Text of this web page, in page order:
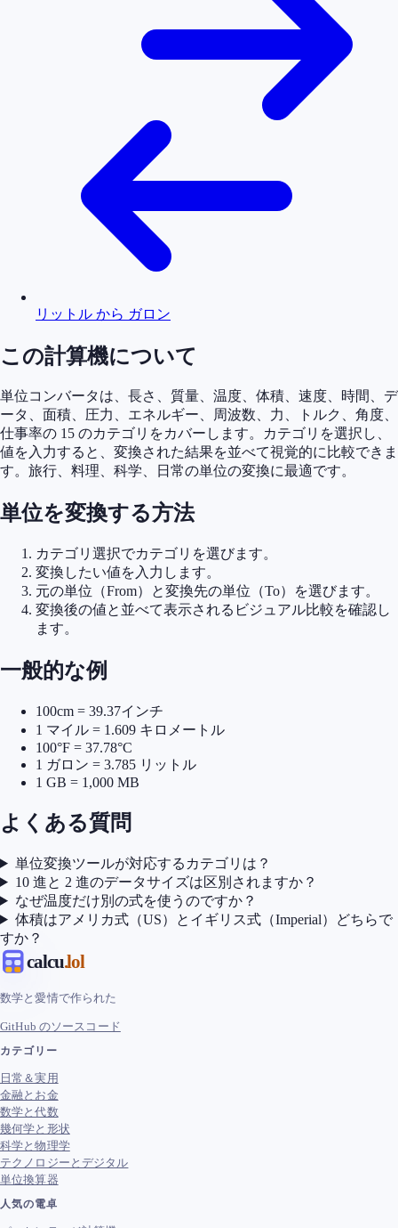
リットル から ガロン
この計算機について
単位コンバータは、長さ、質量、温度、体積、速度、時間、デ
ータ、面積、圧力、エネルギー、周波数、力、トルク、角度、
仕事率の 15 のカテゴリをカバーします。カテゴリを選択し、
値を入力すると、変換された結果を並べて視覚的に比較できま
す。旅行、料理、科学、日常の単位の変換に最適です。
単位を変換する方法
カテゴリ選択でカテゴリを選びます。
変換したい値を入力します。
元の単位（From）と変換先の単位（To）を選びます。
変換後の値と並べて表示されるビジュアル比較を確認し
ます。
一般的な例
100cm = 39.37インチ
1 マイル = 1.609 キロメートル
100°F = 37.78°C
1 ガロン = 3.785 リットル
1 GB = 1,000 MB
よくある質問
単位変換ツールが対応するカテゴリは？
10 進と 2 進のデータサイズは区別されますか？
なぜ温度だけ別の式を使うのですか？
体積はアメリカ式（US）とイギリス式（Imperial）どちらで
すか？
calcu.lol
数学と愛情で作られた
GitHub のソースコード
カテゴリー
日常＆実用
金融とお金
数学と代数
幾何学と形状
科学と物理学
テクノロジーとデジタル
単位換算器
人気の電卓